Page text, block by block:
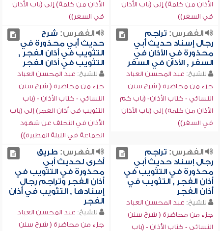
الأذان من كلمة) إلى (باب الأذان
في السفر))
الأذان من كلمة) إلى (باب الأذان
في السفر))
الفهرس: تراجم
رجال إسناد حديث أبي
محذورة في الأذان في
السفر , الأذان في السفر
للشيخ: عبد المحسن العباد
جزء من محاضرة ( شرح سنن
النسائي - كتاب الأذان- (باب كم
الأذان من كلمة) إلى (باب الأذان
في السفر))
الفهرس: شرح
حديث أبي محذورة في
التثويب في أذان الفجر ,
التثويب في أذان الفجر
للشيخ: عبد المحسن العباد
جزء من محاضرة ( شرح سنن
النسائي - كتاب الأذان - (باب
التثويب في أذان الفجر) إلى (باب
الأذان في التخلف عن شهود
الجماعة في الليلة المطيرة))
الفهرس: تراجم
رجال إسناد حديث أبي
محذورة في التثويب في
أذان الفجر , التثويب في
أذان الفجر
للشيخ: عبد المحسن العباد
جزء من محاضرة ( شرح سنن
النسائي - كتاب الأذان - (باب
الفهرس: طريق
أخرى لحديث أبي
محذورة في التثويب في
أذان الفجر وتراجم رجال
إسنادها , التثويب في أذان
الفجر
للشيخ: عبد المحسن العباد
جزء من محاضرة ( شرح سنن